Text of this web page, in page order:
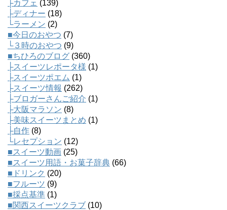
├カフェ (139)
├ディナー (18)
└ラーメン (2)
■今日のおやつ (7)
└３時のおやつ (9)
■ちひろのブログ (360)
├スイーツレポータ様 (1)
├スイーツポエム (1)
├スイーツ情報 (262)
├ブロガーさんご紹介 (1)
├大阪マラソン (8)
├美味スイーツまとめ (1)
├自作 (8)
└レセプション (12)
■スイーツ動画 (25)
■スイーツ用語・お菓子辞典 (66)
■ドリンク (20)
■フルーツ (9)
■採点基準 (1)
■関西スイーツクラブ (10)